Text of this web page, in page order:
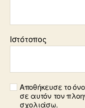
Ιστότοπος
Αποθήκευσε το
σε αυτόν τον
σχολιάσω.